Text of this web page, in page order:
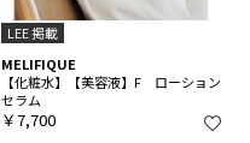
LEE 掲載
MELIFIQUE
【化粧水】【美容液】F ローション
セラム
￥7,700